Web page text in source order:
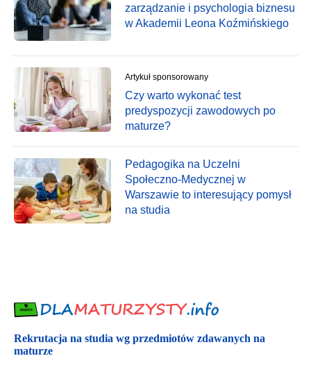
zarządzanie i psychologia biznesu
w Akademii Leona Koźmińskiego
Artykuł sponsorowany
Czy warto wykonać test
predyspozycji zawodowych po
maturze?
Pedagogika na Uczelni
Społeczno-Medycznej w
Warszawie to interesujący pomysł
na studia
Rekrutacja na studia wg przedmiotów zdawanych na
maturze